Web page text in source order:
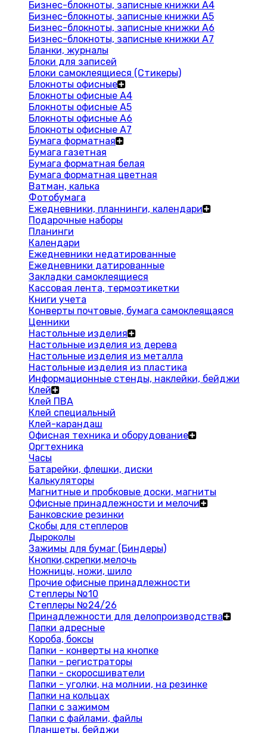
Бизнес-блокноты, записные книжки A4
Бизнес-блокноты, записные книжки А5
Бизнес-блокноты, записные книжки А6
Бизнес-блокноты, записные книжки А7
Бланки, журналы
Блоки для записей
Блоки самоклеящиеся (Стикеры)
Блокноты офисные
Блокноты офисные A4
Блокноты офисные A5
Блокноты офисные A6
Блокноты офисные A7
Бумага форматная
Бумага газетная
Бумага форматная белая
Бумага форматная цветная
Ватман, калька
Фотобумага
Ежедневники, планнинги, календари
Подарочные наборы
Планинги
Календари
Ежедневники недатированные
Ежедневники датированные
Закладки самоклеящиеся
Кассовая лента, термоэтикетки
Книги учета
Конверты почтовые, бумага самоклеящаяся
Ценники
Настольные изделия
Настольные изделия из дерева
Настольные изделия из металла
Настольные изделия из пластика
Информационные стенды, наклейки, бейджи
Клей
Клей ПВА
Клей специальный
Клей-карандаш
Офисная техника и оборудование
Оргтехника
Часы
Батарейки, флешки, диски
Калькуляторы
Магнитные и пробковые доски, магниты
Офисные принадлежности и мелочи
Банковские резинки
Скобы для степлеров
Дыроколы
Зажимы для бумаг (Биндеры)
Кнопки,скрепки,мелочь
Ножницы, ножи, шило
Прочие офисные принадлежности
Степлеры №10
Степлеры №24/26
Принадлежности для делопроизводства
Папки адресные
Короба, боксы
Папки - конверты на кнопке
Папки - регистраторы
Папки - скоросшиватели
Папки - уголки, на молнии, на резинке
Папки на кольцах
Папки с зажимом
Папки с файлами, файлы
Планшеты, бейджи